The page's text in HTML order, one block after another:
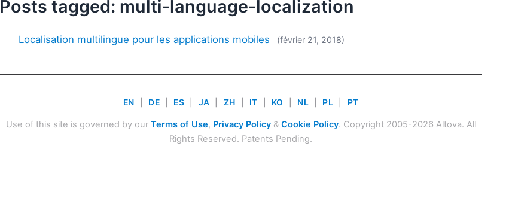
Posts tagged: multi-language-localization
Localisation multilingue pour les applications mobiles (février 21, 2018)
EN DE ES JA ZH IT KO NL PL PT
Use of this site is governed by our Terms of Use, Privacy Policy& Cookie Policy. Copyright 2005-2026 Altova. All
Rights Reserved. Patents Pending.